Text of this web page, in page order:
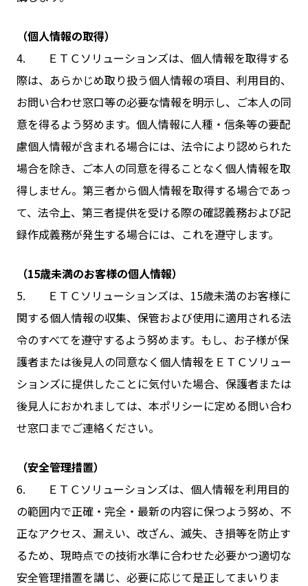
（個人情報の取得）
4. ＥＴＣソリューションズは、個人情報を取得する
際は、あらかじめ取り扱う個人情報の項目、利用目的、
お問い合わせ窓口等の必要な情報を明示し、ご本人の同
意を得るよう努めます。個人情報に人種・信条等の要配
慮個人情報が含まれる場合には、法令により認められた
場合を除き、ご本人の同意を得ることなく個人情報を取
得しません。第三者から個人情報を取得する場合であっ
て、法令上、第三者提供を受ける際の確認義務および記
録作成義務が発生する場合には、これを遵守します。
（15歳未満のお客様の個人情報）
5. ＥＴＣソリューションズは、15歳未満のお客様に
関する個人情報の収集、保管および使用に適用される法
令のすべてを遵守するよう努めます。もし、お子様が保
護者または後見人の同意なく個人情報をＥＴＣソリュー
ションズに提供したことに気付いた場合、保護者または
後見人におかれましては、本ポリシーに定める問い合わ
せ窓口までご連絡ください。
（安全管理措置）
6. ＥＴＣソリューションズは、個人情報を利用目的
の範囲内で正確・完全・最新の内容に保つよう努め、不
正なアクセス、漏えい、改ざん、滅失、き損等を防止す
るため、現時点での技術水準に合わせた必要かつ適切な
安全管理措置を講じ、必要に応じて是正してまいりま